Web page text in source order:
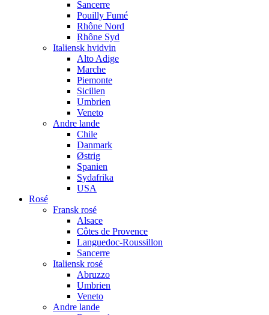
Sancerre
Pouilly Fumé
Rhône Nord
Rhône Syd
Italiensk hvidvin
Alto Adige
Marche
Piemonte
Sicilien
Umbrien
Veneto
Andre lande
Chile
Danmark
Østrig
Spanien
Sydafrika
USA
Rosé
Fransk rosé
Alsace
Côtes de Provence
Languedoc-Roussillon
Sancerre
Italiensk rosé
Abruzzo
Umbrien
Veneto
Andre lande